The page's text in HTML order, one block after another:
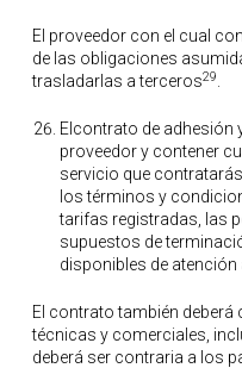
El proveedor con el cual
de las obligaciones
trasladarlas a terceros29
Elcontrato de adhesión
proveedor y contener
servicio que
los términos y
tarifas registradas, las
supuestos de
disponibles de
El contrato también
técnicas y comerciales,
deberá ser contraria a los